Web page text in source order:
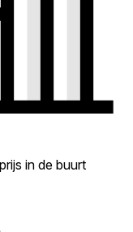
in de buurt